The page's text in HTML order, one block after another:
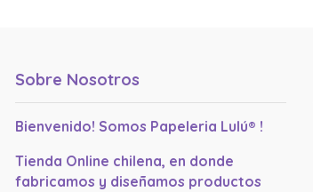
Sobre Nosotros
Bienvenido! Somos Papeleria Lulú® !
Tienda Online chilena, en donde
fabricamos y diseñamos productos